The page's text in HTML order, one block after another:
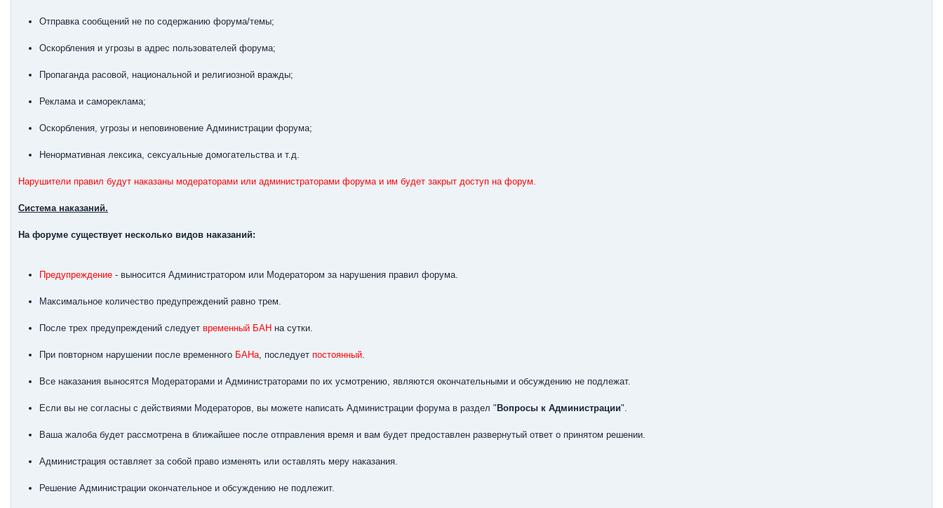
Отправка сообщений не по содержанию форума/темы;
Оскорбления и угрозы в адрес пользователей форума;
Пропаганда расовой, национальной и религиозной вражды;
Реклама и самореклама;
Оскорбления, угрозы и неповиновение Администрации форума;
Ненормативная лексика, сексуальные домогательства и т.д.
Нарушители правил будут наказаны модераторами или администраторами форума и им будет закрыт доступ на форум.
Система наказаний.
На форуме существует несколько видов наказаний:
Предупреждение - выносится Администратором или Модератором за нарушения правил форума.
Максимальное количество предупреждений равно трем.
После трех предупреждений следует временный БАН на сутки.
При повторном нарушении после временного БАНа, последует постоянный.
Все наказания выносятся Модераторами и Администраторами по их усмотрению, являются окончательными и обсуждению не подлежат.
Если вы не согласны с действиями Модераторов, вы можете написать Администрации форума в раздел " Вопросы к Администрации".
Ваша жалоба будет рассмотрена в ближайшее после отправления время и вам будет предоставлен развернутый ответ о принятом решении.
Администрация оставляет за собой право изменять или оставлять меру наказания.
Решение Администрации окончательное и обсуждению не подлежит.